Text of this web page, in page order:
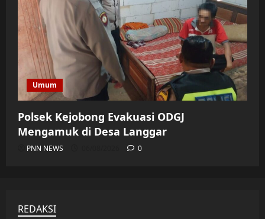
Umum
Polsek Kejobong Evakuasi ODGJ
Mengamuk di Desa Langgar
PNN NEWS 0
REDAKSI